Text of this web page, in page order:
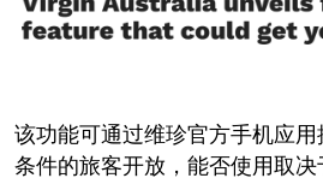
该功能可通过维珍官方手机应
条件的旅客开放，能否使用取